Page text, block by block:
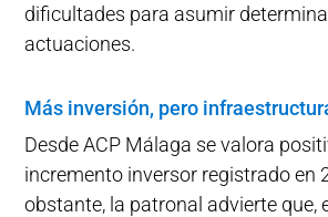
dificultades para asumir
actuaciones.
Más inversión, pero
Desde ACP Málaga se valora
incremento inversor registrado en
obstante, la patronal advierte que,